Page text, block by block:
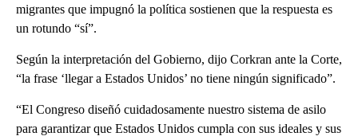
migrantes que impugnó la política sostienen que la respuesta es
un rotundo “sí”.
Según la interpretación del Gobierno, dijo Corkran ante la Corte,
“la frase ‘llegar a Estados Unidos’ no tiene ningún significado”.
“El Congreso diseñó cuidadosamente nuestro sistema de asilo
para garantizar que Estados Unidos cumpla con sus ideales y sus